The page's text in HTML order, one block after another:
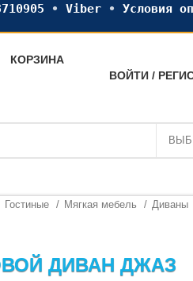
• Viber• Условия
КОРЗИНА
ВОЙТИ /
Гостиные Мягкая мебель Диваны
ДИВАН ДЖАЗ